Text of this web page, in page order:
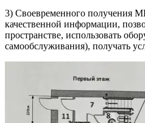
3) Своевременного получения
качественной информации,
пространстве, использовать
самообслуживания), получать